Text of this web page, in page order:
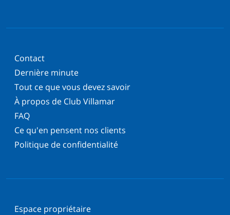
Contact
Dernière minute
Tout ce que vous devez savoir
À propos de Club Villamar
FAQ
Ce qu'en pensent nos clients
Politique de confidentialité
Espace propriétaire